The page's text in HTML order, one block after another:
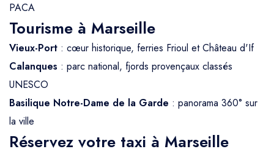
PACA
Tourisme à Marseille
Vieux-Port : cœur historique, ferries Frioul et Château d'If
Calanques : parc national, fjords provençaux classés
UNESCO
Basilique Notre-Dame de la Garde : panorama 360° sur
la ville
Réservez votre taxi à Marseille